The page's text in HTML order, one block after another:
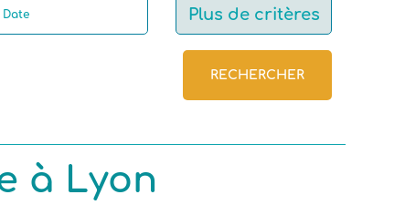
Plus de critères
RECHERCHER
à Lyon